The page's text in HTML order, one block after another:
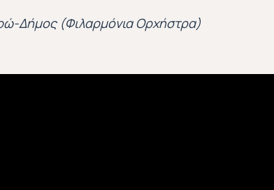
Δήμος (Φιλαρμόνια Ορχήστρα)